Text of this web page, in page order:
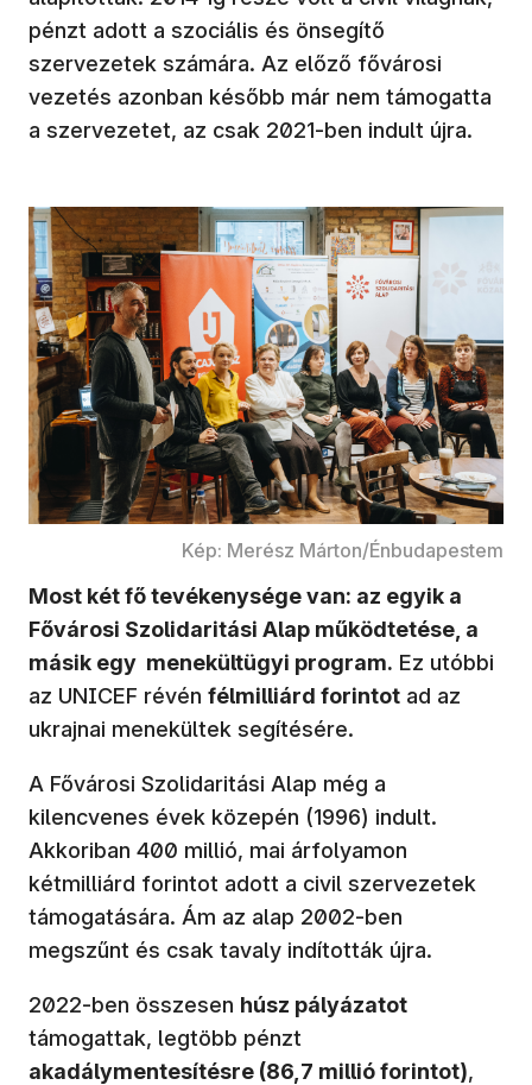
pénzt adott a szociális és önsegítő
szervezetek számára. Az előző fővárosi
vezetés azonban később már nem támogatta
a szervezetet, az csak 2021-ben indult újra.
Kép: Merész Márton/Énbudapestem
Most két fő tevékenysége van: az egyik a
Fővárosi Szolidaritási Alap működtetése, a
másik egy menekültügyi program. Ez utóbbi
az UNICEF révén félmilliárd forintot ad az
ukrajnai menekültek segítésére.
A Fővárosi Szolidaritási Alap még a
kilencvenes évek közepén (1996) indult.
Akkoriban 400 millió, mai árfolyamon
kétmilliárd forintot adott a civil szervezetek
támogatására. Ám az alap 2002-ben
megszűnt és csak tavaly indították újra.
2022-ben összesen húsz pályázatot
támogattak, legtöbb pénzt
akadálymentesítésre (86,7 millió forintot),